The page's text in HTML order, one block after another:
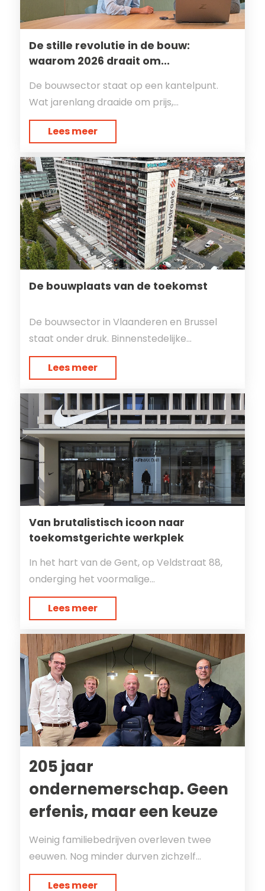
De stille revolutie in de bouw:
waarom 2026 draait om...
De bouwsector staat op een kantelpunt.
Wat jarenlang draaide om prijs,...
Lees meer
De bouwplaats van de toekomst
De bouwsector in Vlaanderen en Brussel
staat onder druk. Binnenstedelijke...
Lees meer
Van brutalistisch icoon naar
toekomstgerichte werkplek
In het hart van de Gent, op Veldstraat 88,
onderging het voormalige...
Lees meer
205 jaar
ondernemerschap. Geen
erfenis, maar een keuze
Weinig familiebedrijven overleven twee
eeuwen. Nog minder durven zichzelf...
Lees meer